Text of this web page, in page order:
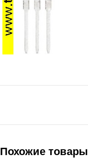
Похожие товары